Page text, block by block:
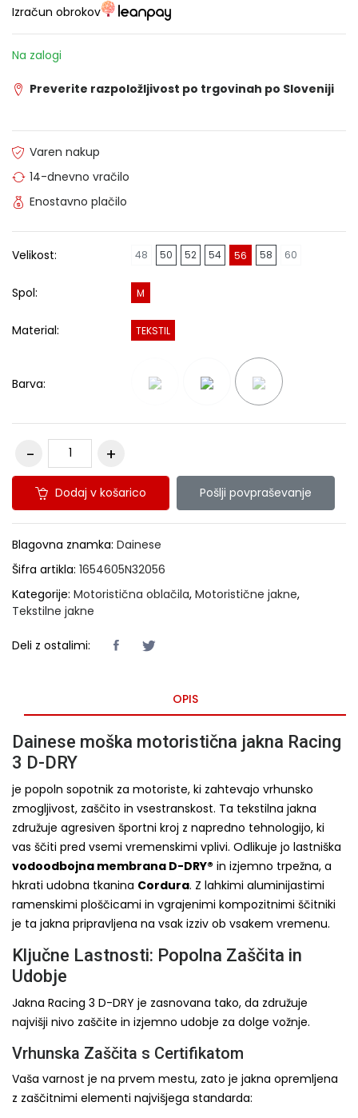
Izračun obrokov
Na zalogi
Preverite razpoložljivost po trgovinah po Sloveniji
Varen nakup
14-dnevno vračilo
Enostavno plačilo
Velikost: 48 50 52 54 56 58 60
Spol: M
Material: TEKSTIL
Barva:
Dodaj v košarico Pošlji povpraševanje
Blagovna znamka: Dainese
Šifra artikla: 1654605N32056
Kategorije: Motoristična oblačila, Motoristične jakne,
Tekstilne jakne
Deli z ostalimi:
OPIS
Dainese moška motoristična jakna Racing
3 D-DRY
je popoln sopotnik za motoriste, ki zahtevajo vrhunsko
zmogljivost, zaščito in vsestranskost. Ta tekstilna jakna
združuje agresiven športni kroj z napredno tehnologijo, ki
vas ščiti pred vsemi vremenskimi vplivi. Odlikuje jo lastniška
vodoodbojna membrana D-DRY® in izjemno trpežna, a
hkrati udobna tkanina Cordura. Z lahkimi aluminijastimi
ramenskimi ploščicami in vgrajenimi kompozitnimi ščitniki
je ta jakna pripravljena na vsak izziv ob vsakem vremenu.
Ključne Lastnosti: Popolna Zaščita in
Udobje
Jakna Racing 3 D-DRY je zasnovana tako, da združuje
najvišji nivo zaščite in izjemno udobje za dolge vožnje.
Vrhunska Zaščita s Certifikatom
Vaša varnost je na prvem mestu, zato je jakna opremljena
z zaščitnimi elementi najvišjega standarda: